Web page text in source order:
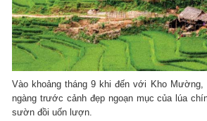
Vào khoảng tháng 9 khi đến với Kho Mường,
ngàng trước cảnh đẹp ngoạn mục của lúa
sườn đồi uốn lượn.